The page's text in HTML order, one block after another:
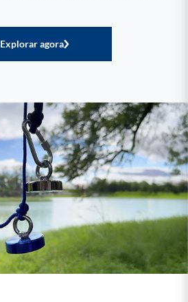
Explorar agora